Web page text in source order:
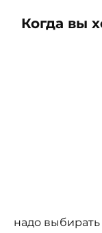
Когда вы
надо